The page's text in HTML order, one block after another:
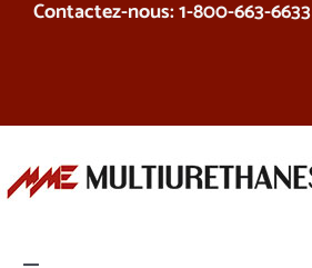
SkipContactez-nous: 1-800-663-6633